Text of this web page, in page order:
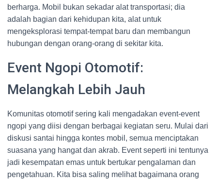
berharga. Mobil bukan sekadar alat transportasi; dia
adalah bagian dari kehidupan kita, alat untuk
mengeksplorasi tempat-tempat baru dan membangun
hubungan dengan orang-orang di sekitar kita.
Event Ngopi Otomotif:
Melangkah Lebih Jauh
Komunitas otomotif sering kali mengadakan event-event
ngopi yang diisi dengan berbagai kegiatan seru. Mulai dari
diskusi santai hingga kontes mobil, semua menciptakan
suasana yang hangat dan akrab. Event seperti ini tentunya
jadi kesempatan emas untuk bertukar pengalaman dan
pengetahuan. Kita bisa saling melihat bagaimana orang